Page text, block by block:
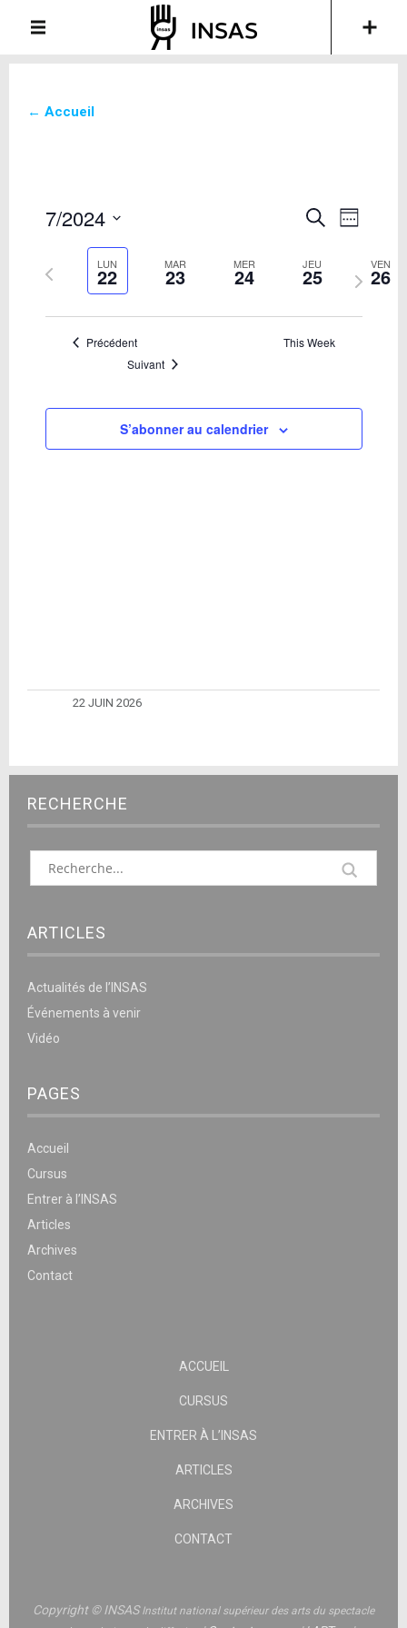
← Accueil
Recherche
navigation
de
Recherche
Week
7/2024
date
LUN
22 MAR
23 MER
24 JEU
25 VEN
26
Semaine
précédente
Semaine
Précédent
This Week
Suivant
S’abonner au calendrier
22 JUIN 2026
RECHERCHE
ARTICLES
Actualités de l’INSAS
Événements à venir
Vidéo
PAGES
Accueil
Cursus
Entrer à l’INSAS
Articles
Archives
Contact
ACCUEIL
CURSUS
ENTRER À L’INSAS
ARTICLES
ARCHIVES
CONTACT
Copyright © INSASInstitut national supérieur des arts du spectacle